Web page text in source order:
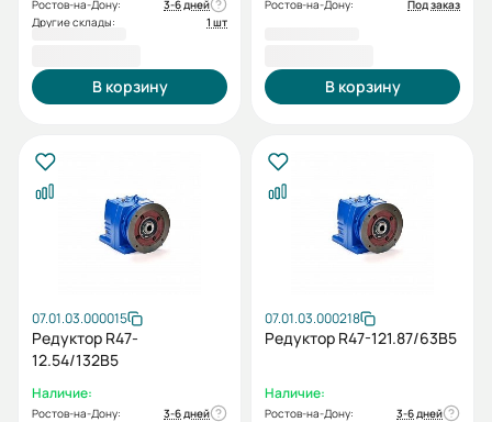
Ростов-на-Дону:
3-6 дней
Другие склады:
1 шт
В корзину
Ростов-на-Дону: Под заказ
В корзину
07.01.03.000015
Редуктор R47-
12.54/132В5
Наличие:
Ростов-на-Дону:
3-6 дней
07.01.03.000218
Редуктор R47-121.87/63B5
Наличие:
Ростов-на-Дону:
3-6 дней